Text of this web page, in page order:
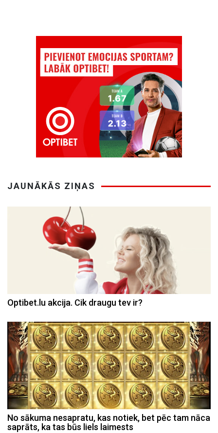
JAUNĀKĀS ZIŅAS
Optibet.lu akcija. Cik draugu tev ir?
No sākuma nesapratu, kas notiek, bet pēc tam nāca
saprāts, ka tas būs liels laimests